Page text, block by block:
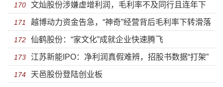
予大量税收优惠却不思“回报”
170 文灿股份涉嫌虚增利润，毛利率不及同行且连年下
滑
171 越博动力资金告急，“神奇”经营背后毛利率下转滑落
172 仙鹤股份：“家文化”成就企业快速腾飞
173 江苏新能IPO：净利润真假难辨，招股书数据“打架”
严重
174 天邑股份登陆创业板